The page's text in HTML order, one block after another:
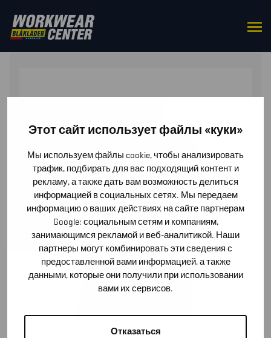
Этот сайт использует файлы «куки»
Мы используем файлы cookie, чтобы анализировать
трафик, подбирать для вас подходящий контент и
рекламу, а также дать вам возможность делиться
информацией в социальных сетях. Мы передаем
информацию о ваших действиях на сайте партнерам
Google: социальным сетям и компаниям,
занимающимся рекламой и веб-аналитикой. Наши
партнеры могут комбинировать эти сведения с
предоставленной вами информацией, а также
данными, которые они получили при использовании
вами их сервисов.
Отказаться
HOME/TOPS/T-SHIRTS / T-SHIRT LIMITED WOMEN